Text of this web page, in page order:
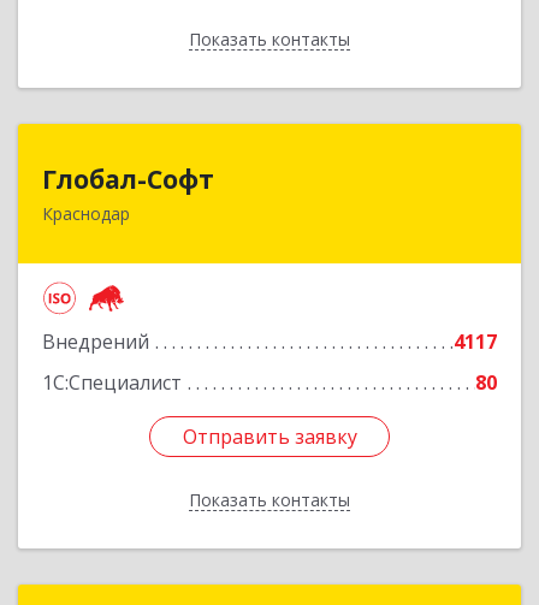
Показать контакты
Назад
Глобал-Софт
Краснодар
Внедрений
4117
1С:Специалист
80
Отправить заявку
Показать контакты
350018, Краснодарский край, Краснодар г,
Отправить заявку
Назад